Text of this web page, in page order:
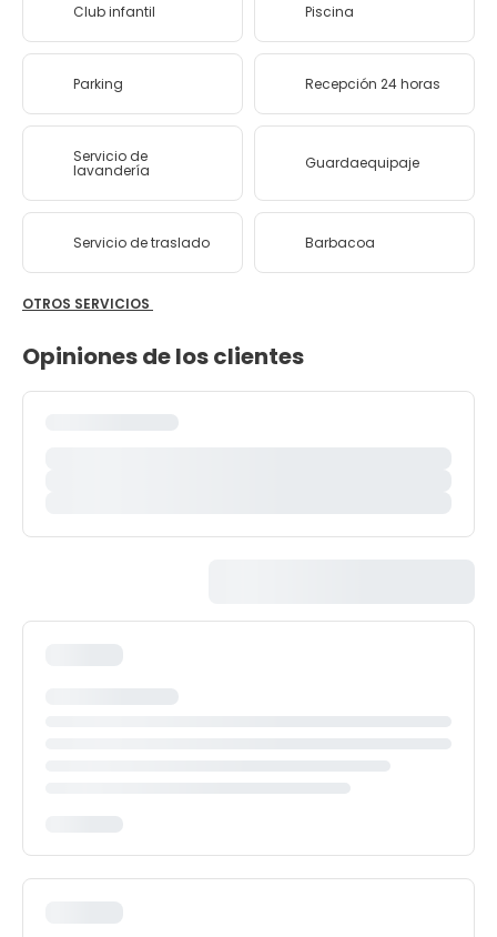
Club infantil Piscina
Parking Recepción 24 horas
Servicio de
lavandería Guardaequipaje
Servicio de traslado Barbacoa
OTROS SERVICIOS
Opiniones de los clientes